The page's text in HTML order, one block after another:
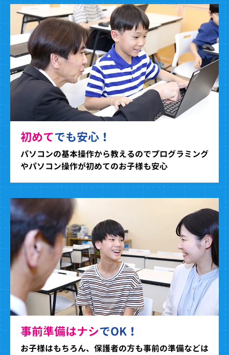
初めてでも安心！
パソコンの基本操作から教えるのでプログラミング
やパソコン操作が初めてのお子様も安心
事前準備はナシでOK！
お子様はもちろん、保護者の方も事前の準備などは